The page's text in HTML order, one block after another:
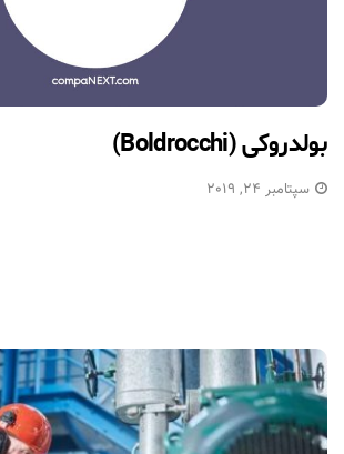
بولدروکی (Boldrocchi)
سپتامبر 24, 2019